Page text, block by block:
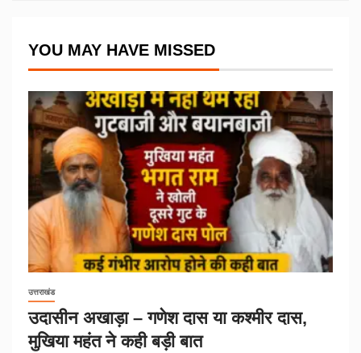
YOU MAY HAVE MISSED
उत्तराखंड
उदासीन अखाड़ा – गणेश दास या कश्मीर दास,
मुखिया महंत ने कही बड़ी बात